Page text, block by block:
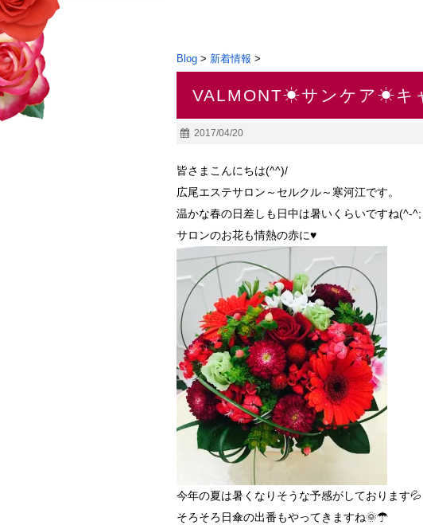
Blog > 新着情報 >
VALMONT☀サンケア☀キ
2017/04/20
皆さまこんにちは(^^)/
広尾エステサロン～セルクル～寒河江です。
温かな春の日差しも日中は暑いくらいですね(^-^;
サロンのお花も情熱の赤に♥
今年の夏は暑くなりそうな予感がしております💦
そろそろ日傘の出番もやってきますね🌞☂